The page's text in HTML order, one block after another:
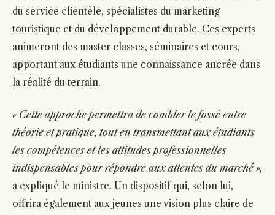
du service clientèle, spécialistes du marketing
touristique et du développement durable. Ces experts
animeront des master classes, séminaires et cours,
apportant aux étudiants une connaissance ancrée dans
la réalité du terrain.
« Cette approche permettra de combler le fossé entre
théorie et pratique, tout en transmettant aux étudiants
les compétences et les attitudes professionnelles
indispensables pour répondre aux attentes du marché »,
a expliqué le ministre. Un dispositif qui, selon lui,
offrira également aux jeunes une vision plus claire de